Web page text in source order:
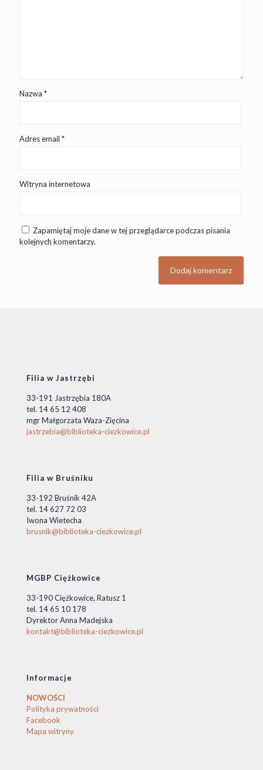
Nazwa *
Adres email *
Witryna internetowa
Zapamiętaj moje dane w tej przeglądarce podczas pisania
kolejnych komentarzy.
Filia w Jastrzębi
33-191 Jastrzębia 180A
tel. 14 65 12 408
mgr Małgorzata Waza-Zięcina
jastrzebia@biblioteka-ciezkowice.pl
Filia w Bruśniku
33-192 Bruśnik 42A
tel. 14 627 72 03
Iwona Wietecha
brusnik@biblioteka-ciezkowice.pl
MGBP Ciężkowice
33-190 Ciężkowice, Ratusz 1
tel. 14 65 10 178
Dyrektor Anna Madejska
kontakt@biblioteka-ciezkowice.pl
Informacje
NOWOŚCI
Polityka prywatności
Facebook
Mapa witryny